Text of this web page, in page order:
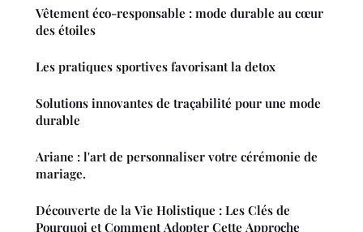
Vêtement éco-responsable : mode durable au cœur
des étoiles
Les pratiques sportives favorisant la detox
Solutions innovantes de traçabilité pour une mode
durable
Ariane : l'art de personnaliser votre cérémonie de
mariage.
Découverte de la Vie Holistique : Les Clés de
Pourquoi et Comment Adopter Cette Approche